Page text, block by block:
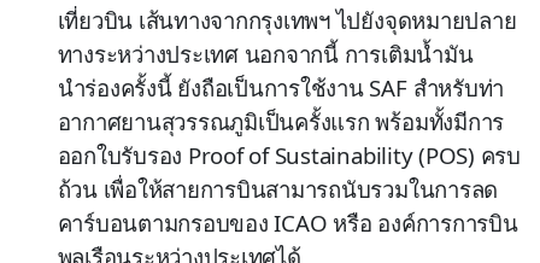
เที่ยวบิน เส้นทางจากกรุงเทพฯ ไปยังจุดหมายปลาย
ทางระหว่างประเทศ นอกจากนี้ การเติมน้ำมัน
นำร่องครั้งนี้ ยังถือเป็นการใช้งาน SAF สำหรับท่า
อากาศยานสุวรรณภูมิเป็นครั้งแรก พร้อมทั้งมีการ
ออกใบรับรอง Proof of Sustainability (POS) ครบ
ถ้วน เพื่อให้สายการบินสามารถนับรวมในการลด
คาร์บอนตามกรอบของ ICAO หรือ องค์การการบิน
พลเรือนระหว่างประเทศได้